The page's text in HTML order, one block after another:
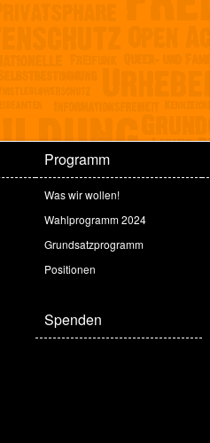
Programm
Was wir wollen!
Wahlprogramm 2024
Grundsatzprogramm
Positionen
Spenden